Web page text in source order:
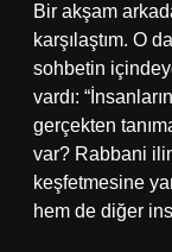
Bir akşam
karşılaştım. O
sohbetin
vardı:
gerçekten
var? Rabbani
keşfetmesine
hem de diğer